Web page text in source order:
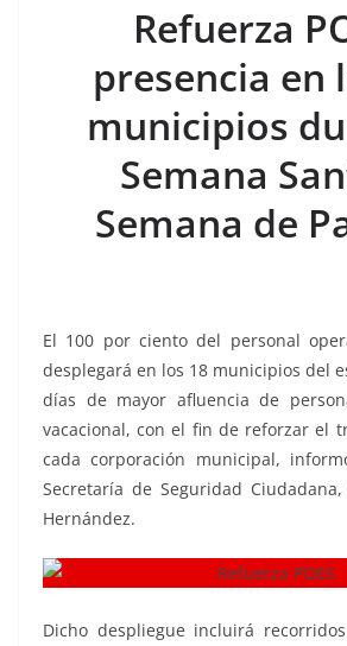
e
b
o
k
itt
er
ai
l
at
s
A
p
p
p
y
Li
n
k
e
a
Refuerza
presencia en
municipios
Semana
Semana de
El 100 por ciento del personal
desplegará en los 18 municipios del
días de mayor afluencia de
vacacional, con el fin de reforzar el
cada corporación municipal,
Secretaría de Seguridad
Hernández.
Dicho despliegue incluirá